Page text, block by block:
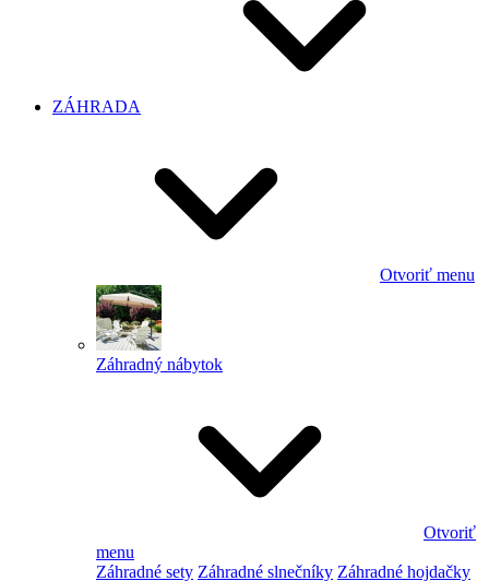
ZÁHRADA
Otvoriť menu
Záhradný nábytok
Otvoriť
menu
Záhradné sety Záhradné slnečníky Záhradné hojdačky